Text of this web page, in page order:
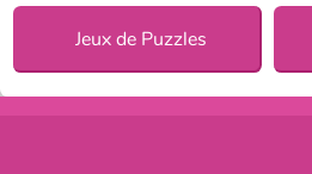
Jeux de Puzzles